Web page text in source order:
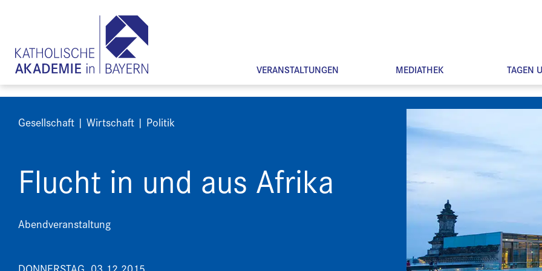
VERANSTALTUNGEN MEDIATHEK TAGEN
Gesellschaft | Wirtschaft | Politik
Flucht in und aus Afrika
Abendveranstaltung